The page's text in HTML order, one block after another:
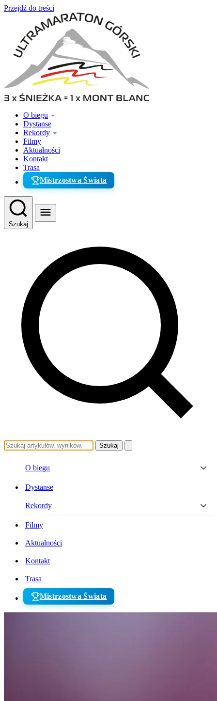
Przejdź do treści
O biegu
Dystanse
Rekordy
Filmy
Aktualności
Kontakt
Trasa
Mistrzostwa Świata
Szukaj
Szukaj
O biegu
Dystanse
Rekordy
Filmy
Aktualności
Kontakt
Trasa
Mistrzostwa Świata